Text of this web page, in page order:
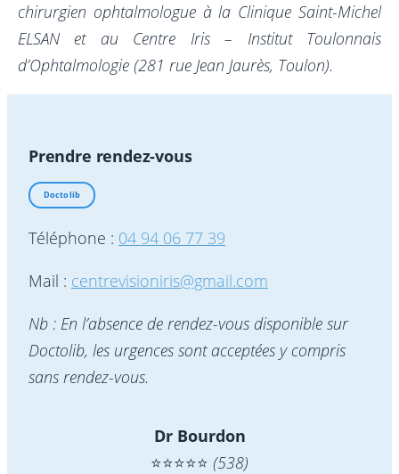
chirurgien ophtalmologue à la Clinique Saint-Michel
ELSAN et au Centre Iris – Institut Toulonnais
d’Ophtalmologie (281 rue Jean Jaurès, Toulon).
Prendre rendez-vous
Doctolib
Téléphone : 04 94 06 77 39
Mail : centrevisioniris@gmail.com
Nb : En l’absence de rendez-vous disponible sur
Doctolib, les urgences sont acceptées y compris
sans rendez-vous.
Dr Bourdon
⭐️⭐️⭐️⭐️⭐️ (538)